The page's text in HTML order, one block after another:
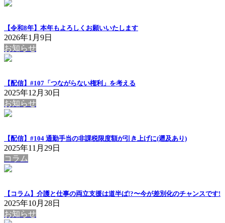
【令和8年】本年もよろしくお願いいたします
2026年1月9日
お知らせ
【配信】#107「つながらない権利」を考える
2025年12月30日
お知らせ
【配信】#104 通勤手当の非課税限度額が引き上げに(遡及あり)
2025年11月29日
コラム
【コラム】介護と仕事の両立支援は道半ば!?〜今が差別化のチャンスです!
2025年10月28日
お知らせ